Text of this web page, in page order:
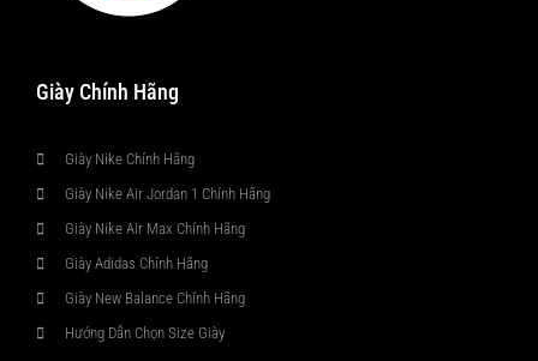
Giày Chính Hãng
Giày Nike Chính Hãng
Giày Nike Air Jordan 1 Chính Hãng
Giày Nike Air Max Chính Hãng
Giày Adidas Chính Hãng
Giày New Balance Chính Hãng
Hướng Dẫn Chọn Size Giày